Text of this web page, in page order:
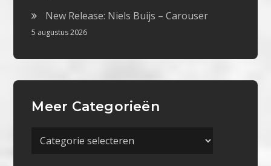
New Release: Niels Buijs – Carouser
5 augustus 2026
Meer Categorieën
Meer